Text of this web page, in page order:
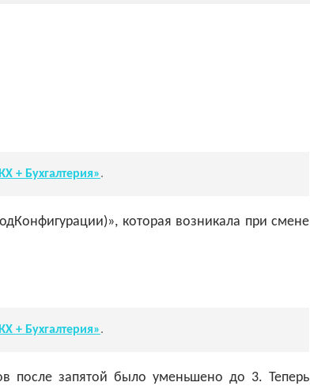
+ Бухгалтерия».
которая возникала при смене
+ Бухгалтерия».
после запятой было уменьшено до 3. Теперь